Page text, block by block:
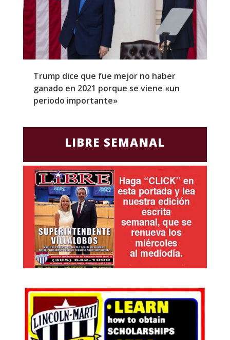
Trump dice que fue mejor no haber
ganado en 2021 porque se viene «un
periodo importante»
LIBRE SEMANAL